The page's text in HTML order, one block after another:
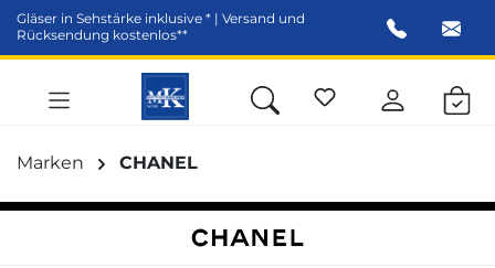
springen
Gläser in Sehstärke inklusive * | Versand und
Rücksendung kostenlos**
Marken CHANEL